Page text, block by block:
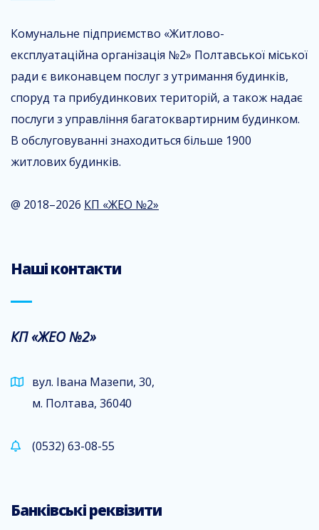
Комунальне підприємство «Житлово-
експлуатаційна організація №2» Полтавської міської
ради є виконавцем послуг з утримання будинків,
споруд та прибудинкових територій, а також надає
послуги з управління багатоквартирним будинком.
В обслуговуванні знаходиться більше 1900
житлових будинків.
@ 2018–2026 КП «ЖЕО №2»
Наші контакти
КП «ЖЕО №2»
вул. Івана Мазепи, 30,
м. Полтава, 36040
(0532) 63-08-55
Банківські реквізити